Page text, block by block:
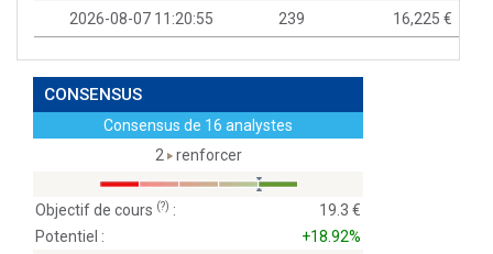
2026-08-07 11:20:55
239 16,225
CONSENSUS
Consensus de 16 analystes
2
renforcer
Objectif de cours (?) :
19.3
Potentiel :
+18.92%